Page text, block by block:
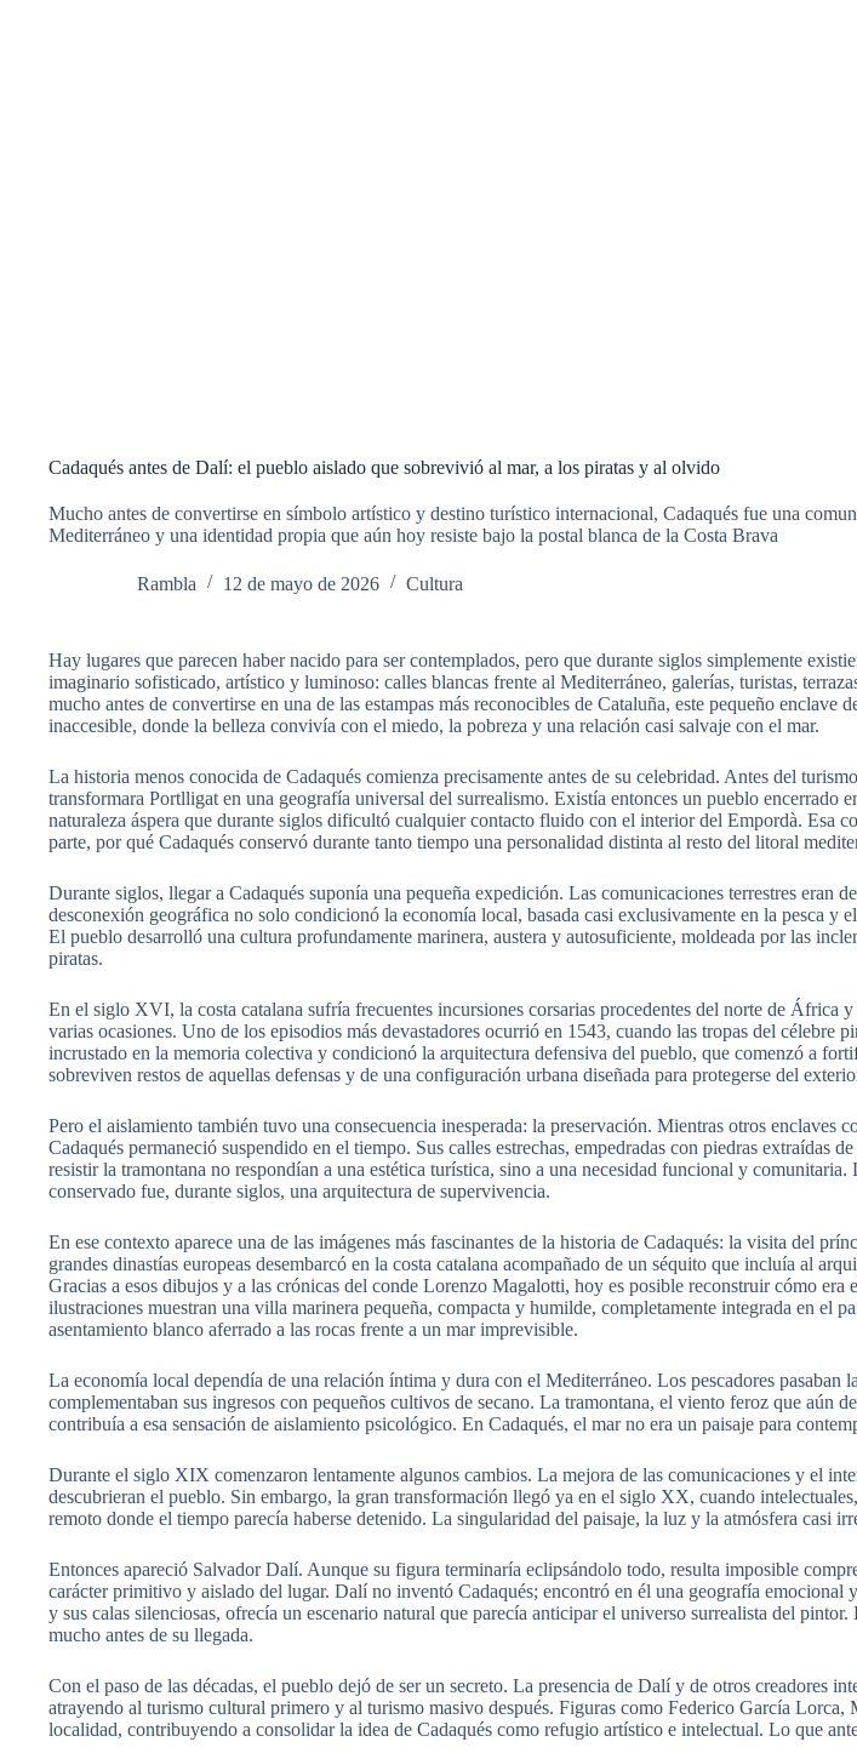
Cadaqués antes de Dalí: el pueblo aislado que sobrevivió al mar, a los piratas y al olvido
Mucho antes de convertirse en símbolo artístico y destino turístico internacional, Cadaqués fue una
Mediterráneo y una identidad propia que aún hoy resiste bajo la postal blanca de la Costa Brava
Rambla 12 de mayo de 2026 Cultura
Hay lugares que parecen haber nacido para ser contemplados, pero que durante siglos simplemente
imaginario sofisticado, artístico y luminoso: calles blancas frente al Mediterráneo, galerías, turistas,
mucho antes de convertirse en una de las estampas más reconocibles de Cataluña, este pequeño
inaccesible, donde la belleza convivía con el miedo, la pobreza y una relación casi salvaje con el mar.
La historia menos conocida de Cadaqués comienza precisamente antes de su celebridad. Antes del
transformara Portlligat en una geografía universal del surrealismo. Existía entonces un pueblo encerrado
naturaleza áspera que durante siglos dificultó cualquier contacto fluido con el interior del Empordà. Esa
parte, por qué Cadaqués conservó durante tanto tiempo una personalidad distinta al resto del litoral
Durante siglos, llegar a Cadaqués suponía una pequeña expedición. Las comunicaciones terrestres eran
desconexión geográfica no solo condicionó la economía local, basada casi exclusivamente en la pesca
El pueblo desarrolló una cultura profundamente marinera, austera y autosuficiente, moldeada por las
piratas.
En el siglo XVI, la costa catalana sufría frecuentes incursiones corsarias procedentes del norte de África
varias ocasiones. Uno de los episodios más devastadores ocurrió en 1543, cuando las tropas del célebre
incrustado en la memoria colectiva y condicionó la arquitectura defensiva del pueblo, que comenzó a
sobreviven restos de aquellas defensas y de una configuración urbana diseñada para protegerse del
Pero el aislamiento también tuvo una consecuencia inesperada: la preservación. Mientras otros enclaves
Cadaqués permaneció suspendido en el tiempo. Sus calles estrechas, empedradas con piedras extraídas
resistir la tramontana no respondían a una estética turística, sino a una necesidad funcional y
conservado fue, durante siglos, una arquitectura de supervivencia.
En ese contexto aparece una de las imágenes más fascinantes de la historia de Cadaqués: la visita del
grandes dinastías europeas desembarcó en la costa catalana acompañado de un séquito que incluía al
Gracias a esos dibujos y a las crónicas del conde Lorenzo Magalotti, hoy es posible reconstruir cómo
ilustraciones muestran una villa marinera pequeña, compacta y humilde, completamente integrada en el
asentamiento blanco aferrado a las rocas frente a un mar imprevisible.
La economía local dependía de una relación íntima y dura con el Mediterráneo. Los pescadores pasaban
complementaban sus ingresos con pequeños cultivos de secano. La tramontana, el viento feroz que aún
contribuía a esa sensación de aislamiento psicológico. En Cadaqués, el mar no era un paisaje para
Durante el siglo XIX comenzaron lentamente algunos cambios. La mejora de las comunicaciones y el
descubrieran el pueblo. Sin embargo, la gran transformación llegó ya en el siglo XX, cuando
remoto donde el tiempo parecía haberse detenido. La singularidad del paisaje, la luz y la atmósfera casi
Entonces apareció Salvador Dalí. Aunque su figura terminaría eclipsándolo todo, resulta imposible
carácter primitivo y aislado del lugar. Dalí no inventó Cadaqués; encontró en él una geografía emocional
y sus calas silenciosas, ofrecía un escenario natural que parecía anticipar el universo surrealista del
mucho antes de su llegada.
Con el paso de las décadas, el pueblo dejó de ser un secreto. La presencia de Dalí y de otros creadores
atrayendo al turismo cultural primero y al turismo masivo después. Figuras como Federico García
localidad, contribuyendo a consolidar la idea de Cadaqués como refugio artístico e intelectual. Lo que